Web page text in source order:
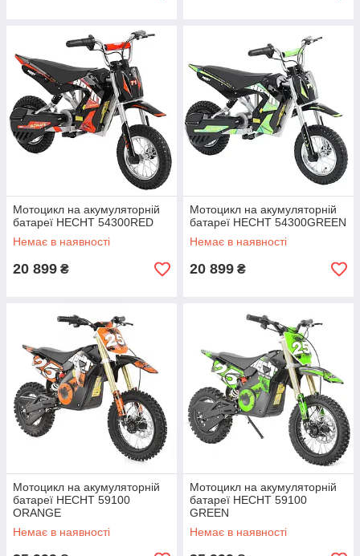
Мотоцикл на акумуляторній
батареї HECHT 54300RED
Немає в наявності
20 899 ₴
Мотоцикл на акумуляторній
батареї HECHT 54300GREEN
Немає в наявності
20 899 ₴
Мотоцикл на акумуляторній
батареї HECHT 59100
ORANGE
Немає в наявності
Мотоцикл на акумуляторній
батареї HECHT 59100
GREEN
Немає в наявності